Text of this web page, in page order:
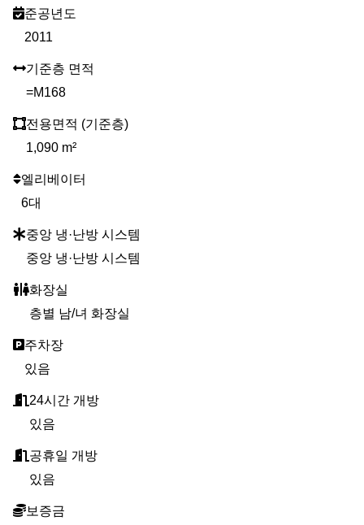
준공년도
2011
기준층 면적
=M168
전용면적 (기준층)
1,090 m²
엘리베이터
6대
중앙 냉·난방 시스템
중앙 냉·난방 시스템
화장실
층별 남/녀 화장실
주차장
있음
24시간 개방
있음
공휴일 개방
있음
보증금